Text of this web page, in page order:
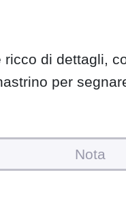
di dettagli,
per
Nota